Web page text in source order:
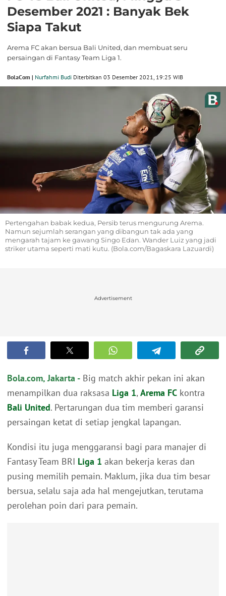
Desember 2021 : Banyak Bek
Siapa Takut
Arema FC akan bersua Bali United, dan membuat seru
persaingan di Fantasy Team Liga 1.
BolaCom | Nurfahmi Budi Diterbitkan 03 Desember 2021, 19:25 WIB
Pertengahan babak kedua, Persib terus mengurung Arema.
Namun sejumlah serangan yang dibangun tak ada yang
mengarah tajam ke gawang Singo Edan. Wander Luiz yang jadi
striker utama seperti mati kutu. (Bola.com/Bagaskara Lazuardi)
Advertisement
Bola.com, Jakarta - Big match akhir pekan ini akan
menampilkan dua raksasa Liga 1, Arema FC kontra
Bali United. Pertarungan dua tim memberi garansi
persaingan ketat di setiap jengkal lapangan.
Kondisi itu juga menggaransi bagi para manajer di
Fantasy Team BRI Liga 1 akan bekerja keras dan
pusing memilih pemain. Maklum, jika dua tim besar
bersua, selalu saja ada hal mengejutkan, terutama
perolehan poin dari para pemain.